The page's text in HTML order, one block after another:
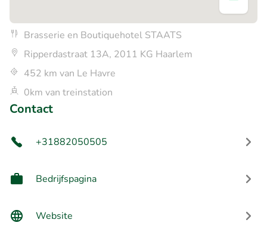
Brasserie en Boutiquehotel STAATS
Ripperdastraat 13A, 2011 KG Haarlem
452 km van Le Havre
0km van treinstation
Contact
+31882050505
Bedrijfspagina
Website